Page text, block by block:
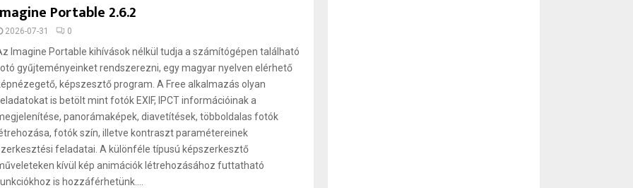
Portable 2.6.2
2026-07-31 0
Imagine Portable kihívások nélkül tudja a számítógépen található
gyűjteményeinket rendszerezni, egy magyar nyelven elérhető
képszesztő program. A Free alkalmazás olyan
is betölt mint fotók EXIF, IPCT információinak a
panorámaképek, diavetítések, többoldalas fotók
fotók szín, illetve kontraszt paramétereinek
feladatai. A különféle típusú képszerkesztő
kívül kép animációk létrehozásához futtatható
is hozzáférhetünk....